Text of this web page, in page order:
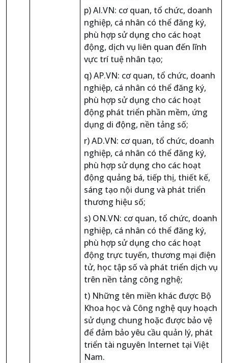
p) AI.VN: cơ quan, tổ chức, doanh
nghiệp, cá nhân có thể đăng ký,
phù hợp sử dụng cho các hoạt
động, dịch vụ liên quan đến lĩnh
vực trí tuệ nhân tạo;
q) AP.VN: cơ quan, tổ chức, doanh
nghiệp, cá nhân có thể đăng ký,
phù hợp sử dụng cho các hoạt
động phát triển phần mềm, ứng
dụng di động, nền tảng số;
r) AD.VN: cơ quan, tổ chức, doanh
nghiệp, cá nhân có thể đăng ký,
phù hợp sử dụng cho các hoạt
động quảng bá, tiếp thị, thiết kế,
sáng tạo nội dung và phát triển
thương hiệu số;
s) ON.VN: cơ quan, tổ chức, doanh
nghiệp, cá nhân có thể đăng ký,
phù hợp sử dụng cho các hoạt
động trực tuyến, thương mại điện
tử, học tập số và phát triển dịch vụ
trên nền tảng công nghệ;
t) Những tên miền khác được Bộ
Khoa học và Công nghệ quy hoạch
sử dụng chung hoặc được bảo vệ
để đảm bảo yêu cầu quản lý, phát
triển tài nguyên Internet tại Việt
Nam.